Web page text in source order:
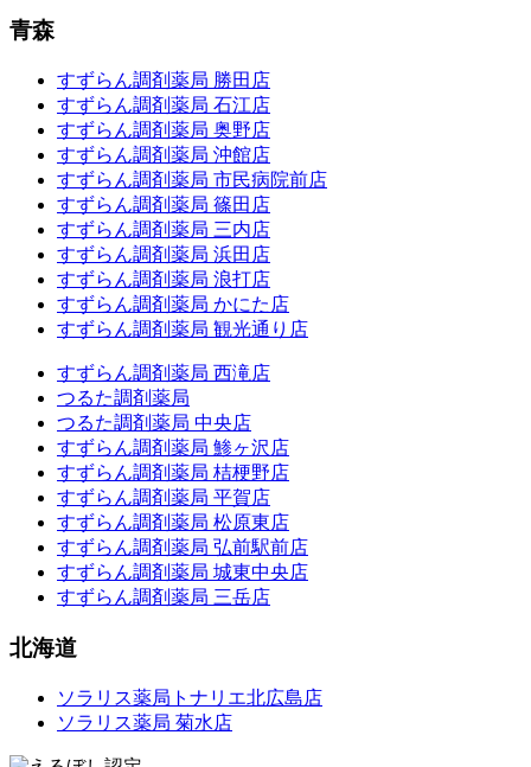
青森
すずらん調剤薬局 勝田店
すずらん調剤薬局 石江店
すずらん調剤薬局 奥野店
すずらん調剤薬局 沖館店
すずらん調剤薬局 市民病院前店
すずらん調剤薬局 篠田店
すずらん調剤薬局 三内店
すずらん調剤薬局 浜田店
すずらん調剤薬局 浪打店
すずらん調剤薬局 かにた店
すずらん調剤薬局 観光通り店
すずらん調剤薬局 西滝店
つるた調剤薬局
つるた調剤薬局 中央店
すずらん調剤薬局 鯵ヶ沢店
すずらん調剤薬局 桔梗野店
すずらん調剤薬局 平賀店
すずらん調剤薬局 松原東店
すずらん調剤薬局 弘前駅前店
すずらん調剤薬局 城東中央店
すずらん調剤薬局 三岳店
北海道
ソラリス薬局トナリエ北広島店
ソラリス薬局 菊水店